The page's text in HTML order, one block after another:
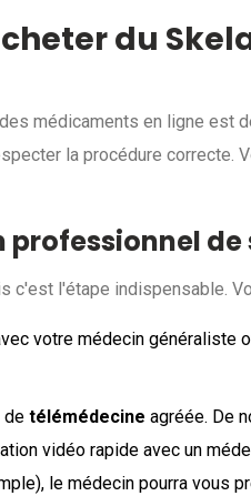
du
médicaments en ligne est
la procédure correcte.
professionnel
c'est l'étape indispensable.
votre médecin généraliste
de télémédecine agréée. De
vidéo rapide avec un
le médecin pourra vous